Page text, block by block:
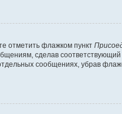
отметить флажком пункт
сделав
сообщениях, убрав